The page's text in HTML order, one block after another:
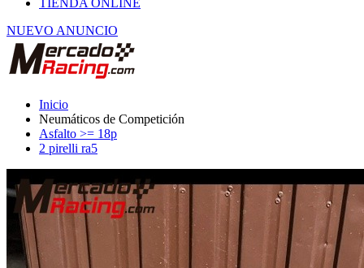
TIENDA ONLINE
NUEVO ANUNCIO
Inicio
Neumáticos de Competición
Asfalto >= 18p
2 pirelli ra5